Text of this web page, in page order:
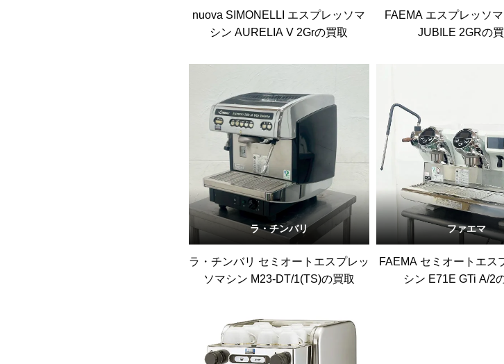
nuova SIMONELLI エスプレッソマ
シン AURELIA V 2Grの買取
FAEMA エスプレッソ
JUBILE 2GRの
ラ・チンバリ
ラ・チンバリ セミオートエスプレッ
ソマシン M23-DT/1(TS)の買取
ファエマ
FAEMA セミオートエス
シン E71E GTi A/2